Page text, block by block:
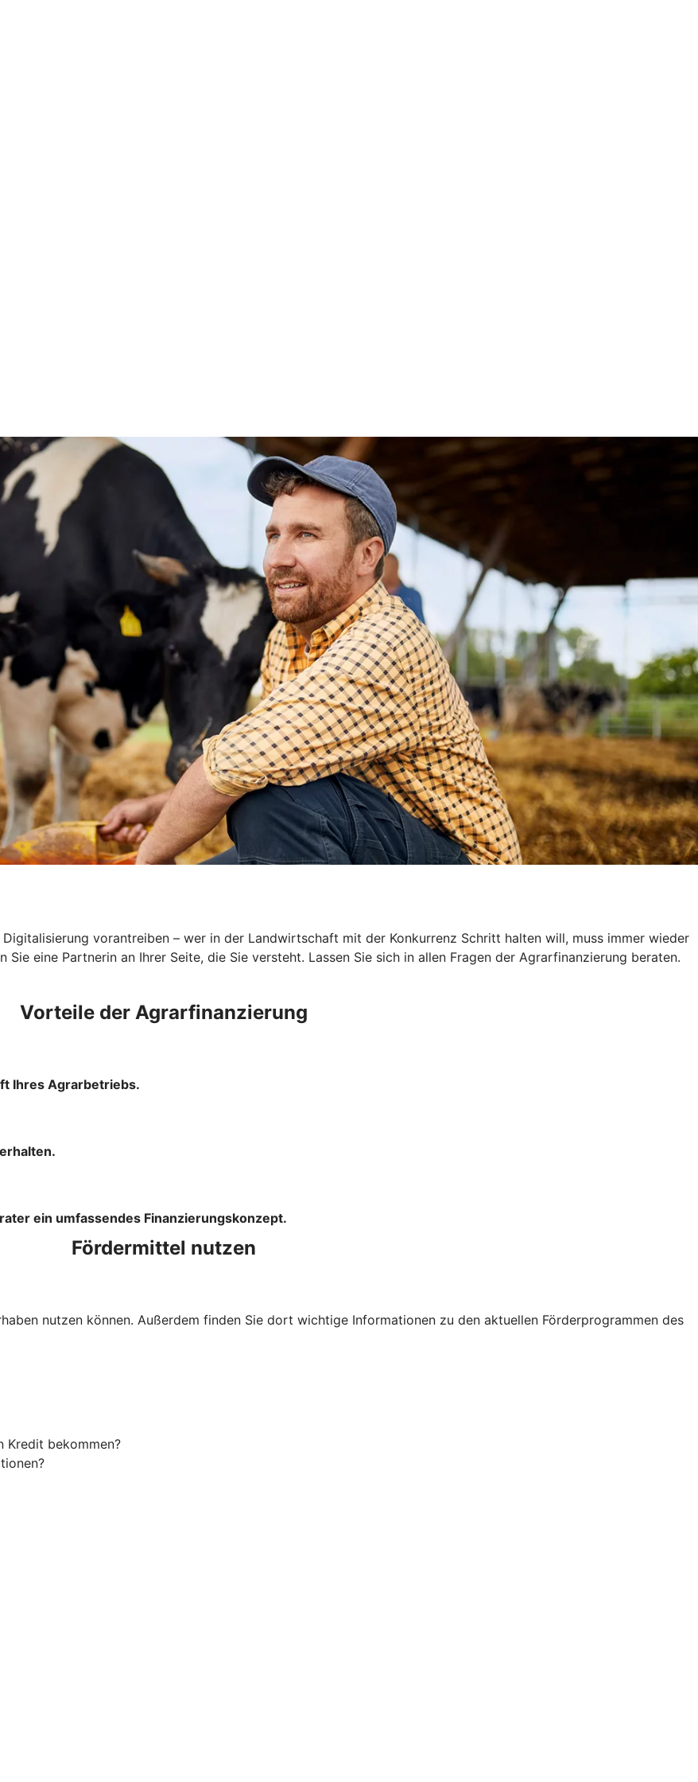
vorantreiben – wer in der Landwirtschaft mit der Konkurrenz Schritt halten will, muss immer wieder
eine Partnerin an Ihrer Seite, die Sie versteht. Lassen Sie sich in allen Fragen der Agrarfinanzierung beraten.
Vorteile der Agrarfinanzierung
Ihres Agrarbetriebs.
ein umfassendes Finanzierungskonzept.
Fördermittel nutzen
nutzen können. Außerdem finden Sie dort wichtige Informationen zu den aktuellen Förderprogrammen des
Kredit bekommen?